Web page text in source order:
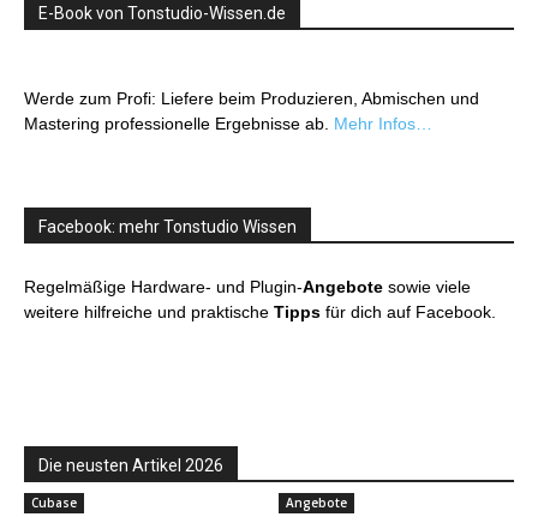
E-Book von Tonstudio-Wissen.de
Werde zum Profi: Liefere beim Produzieren, Abmischen und
Mastering professionelle Ergebnisse ab. Mehr Infos…
Facebook: mehr Tonstudio Wissen
Regelmäßige Hardware- und Plugin-Angebote sowie viele
weitere hilfreiche und praktische Tipps für dich auf Facebook.
Die neusten Artikel 2026
Cubase Angebote